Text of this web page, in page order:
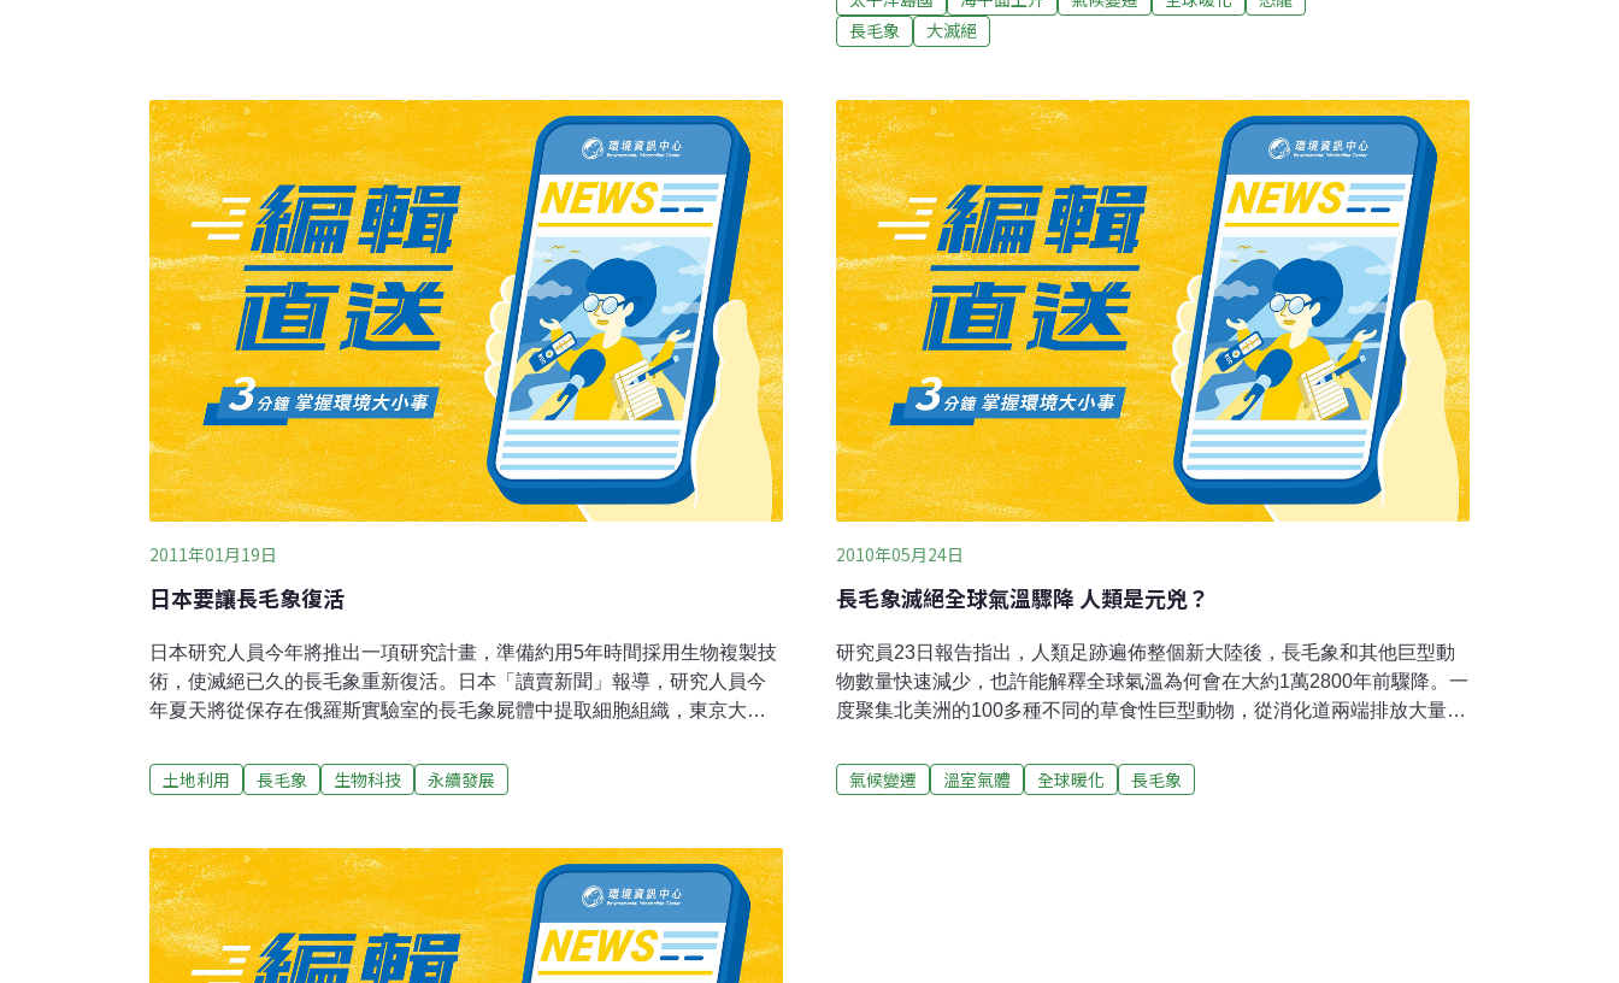
可與物種的親緣關係圖比較，找出個體的來源。鮑爾博士表示，柬埔寨的
象牙
調同為島國，將會在海平面上升首當其衝，亟需更多人著手改變現狀。環
署溫減辦公室執秘簡慧貞指出，根據聯合國氣候變化政府間專家委員會在
動，2100年時全球平均溫度恐增加攝氏3.7至4.8度，也因此，聯合國已經
提出呼籲應該立刻採取行動。環保署長魏國彥表示，今日出席的友邦多為
島國，因為地勢較低，將會是氣候變遷下最快受到衝擊的受害者，但其
實，他們卻非造成氣候變遷的元兇，台灣同樣身為太平洋島國的一員，今
年選擇關注海平面作
長毛象
大滅絕
2011年01月19日
日本要讓長毛象復活
日本研究人員今年將推出一項研究計畫，準備約用5年時間採用生物複製技
術，使滅絕已久的長毛象重新復活。日本「讀賣新聞」報導，研究人員今
年夏天將從保存在俄羅斯實驗室的長毛象屍體中提取細胞組織，東京大學
研究人員將把長毛象細胞的細胞核注入到大象的卵細胞中，而大象卵細胞
內的細胞核則需事先取出，從而可在大象的卵細胞中，育出含有長毛象基
毛象幼崽。在現代動物中，大象與長毛象最為接近。長毛象屬哺乳類動
物，據信在上一次冰河時代之前便已滅絕。一些長毛象的屍體仍含有可被
利用的細胞組織，從而使其細胞經複製後得以恢復成為可能。長毛象與約
在6500萬年前滅絕的恐龍不同，恐龍目前僅以化石的形式存在於世。日本
的研究人員邀請一名俄羅斯長毛象專家和兩名美國大象專家參加研究，他
土地利用 長毛象 生物科技 永續發展
2010年05月24日
長毛象滅絕全球氣溫驟降 人類是元兇？
研究員23日報告指出，人類足跡遍佈整個新大陸後，長毛象和其他巨型動
物數量快速減少，也許能解釋全球氣溫為何會在大約1萬2800年前驟降。一
度聚集北美洲的100多種不同的草食性巨型動物，從消化道兩端排放大量甲
不至於馬上引發全球暖化，但當所有溫室氣體產量突然減少，將會造成或
至少有助促成長期冰凍的「新仙女木期」（Younger Dryas）。如果真是如
氣候變遷 溫室氣體 全球暖化 長毛象